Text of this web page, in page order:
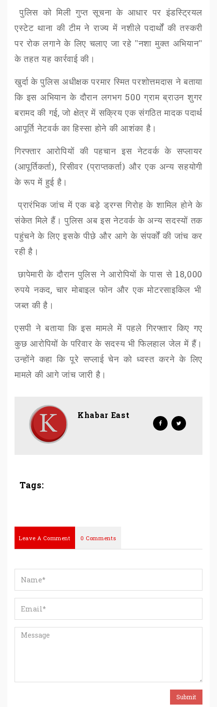
पुलिस को मिली गुप्त सूचना के आधार पर इंडस्ट्रियल
एस्टेट थाना की टीम ने राज्य में नशीले पदार्थों की तस्करी
पर रोक लगाने के लिए चलाए जा रहे "नशा मुक्त अभियान"
के तहत यह कार्रवाई की।
खुर्दा के पुलिस अधीक्षक परमार स्मित परशोत्तमदास ने बताया
कि इस अभियान के दौरान लगभग 500 ग्राम ब्राउन शुगर
बरामद की गई,जो क्षेत्र में सक्रिय एक संगठित मादक पदार्थ
आपूर्ति नेटवर्क का हिस्सा होने की आशंका है।
गिरफ्तार आरोपियों की पहचान इस नेटवर्क के सप्लायर
(आपूर्तिकर्ता),रिसीवर (प्राप्तकर्ता) और एक अन्य सहयोगी
के रूप में हुई है।
प्रारंभिक जांच में एक बड़े ड्रग्स गिरोह के शामिल होने के
संकेत मिले हैं। पुलिस अब इस नेटवर्क के अन्य सदस्यों तक
पहुंचने के लिए इसके पीछे और आगे के संपर्कों की जांच कर
रही है।
छापेमारी के दौरान पुलिस ने आरोपियों के पास से 18,000
रुपये नकद,चार मोबाइल फोन और एक मोटरसाइकिल भी
जब्त की है।
एसपी ने बताया कि इस मामले में पहले गिरफ्तार किए गए
कुछ आरोपियों के परिवार के सदस्य भी फिलहाल जेल में हैं।
उन्होंने कहा कि पूरे सप्लाई चेन को ध्वस्त करने के लिए
मामले की आगे जांच जारी है।
Khabar East
Tags:
Leave A Comment 0 Comments